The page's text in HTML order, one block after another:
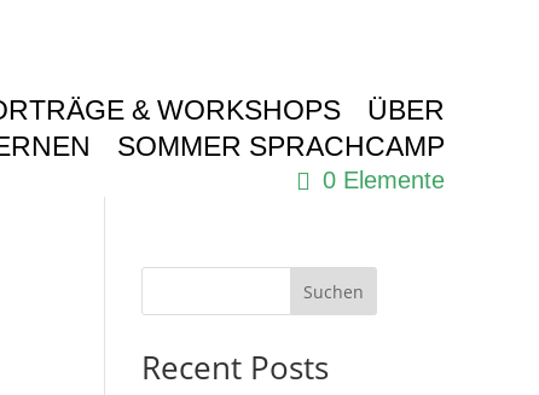
& WORKSHOPS
ÜBER
SOMMER SPRACHCAMP
0 Elemente
Suchen
Recent Posts